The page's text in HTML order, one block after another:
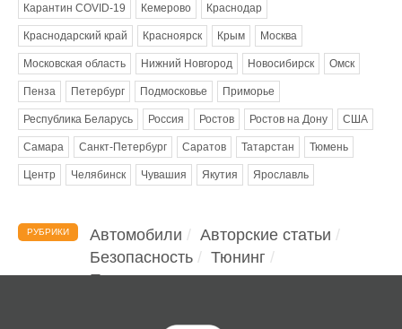
Карантин COVID-19 Кемерово Краснодар
Краснодарский край Красноярск Крым Москва
Московская область Нижний Новгород Новосибирск Омск
Пенза Петербург Подмосковье Приморье
Республика Беларусь Россия Ростов Ростов на Дону США
Самара Санкт-Петербург Саратов Татарстан Тюмень
Центр Челябинск Чувашия Якутия Ярославль
РУБРИКИ Автомобили
Авторские статьи
Безопасность
Тюнинг
Помощь водителю